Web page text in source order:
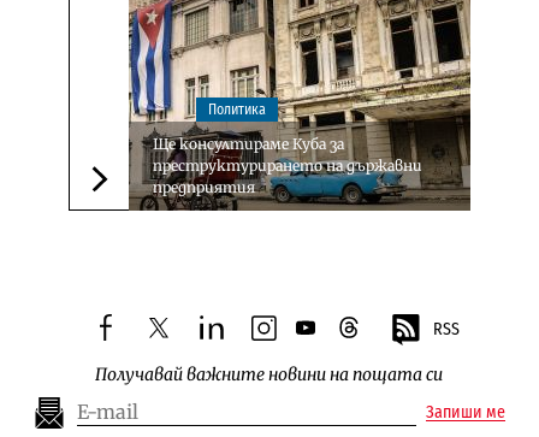
Следваща новина
Политика
Ще консултираме Куба за
преструктурирането на държавни
предприятия
facebooktwitterlinkedininstagram
youtubethreads RSS
Получавай важните новини на пощата си
Запиши ме